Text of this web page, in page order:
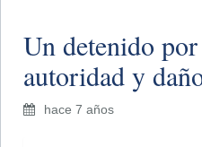
Un detenido
autoridad y
hace 7 años